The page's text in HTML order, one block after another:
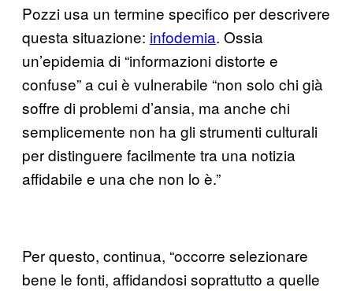
Pozzi usa un termine specifico per descrivere
questa situazione: infodemia. Ossia
un’epidemia di “informazioni distorte e
confuse” a cui è vulnerabile “non solo chi già
soffre di problemi d’ansia, ma anche chi
semplicemente non ha gli strumenti culturali
per distinguere facilmente tra una notizia
affidabile e una che non lo è.”
Per questo, continua, “occorre selezionare
bene le fonti, affidandosi soprattutto a quelle